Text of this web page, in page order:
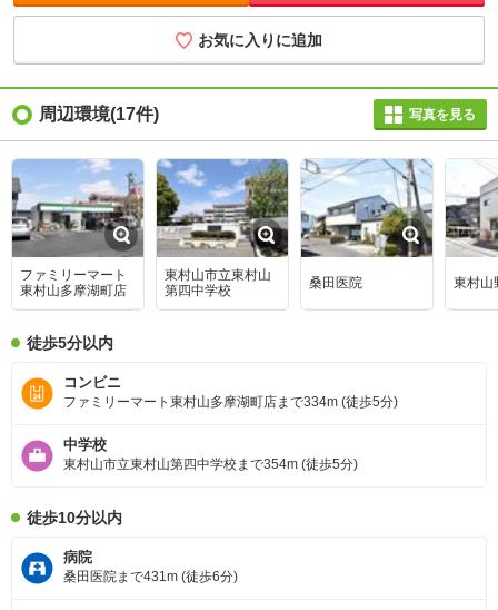
お気に入りに追加
周辺環境(17件) 写真を見る
ファミリーマート
東村山多摩湖町店
東村山市立東村山
第四中学校
桑田医院 東村山
徒歩5分以内
コンビニ
ファミリーマート東村山多摩湖町店まで334m (徒歩5分)
中学校
東村山市立東村山第四中学校まで354m (徒歩5分)
徒歩10分以内
病院
桑田医院まで431m (徒歩6分)